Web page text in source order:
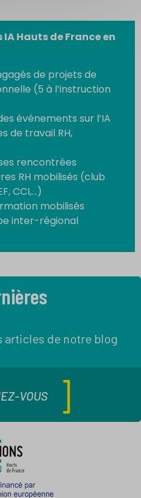
Hauts de France en
de projets de
(5 à l’instruction
événements sur l’IA
de travail RH,
rencontrées
RH mobilisés (club
CCI,…)
mobilisés
inter-régional
articles de notre blog
VOUS